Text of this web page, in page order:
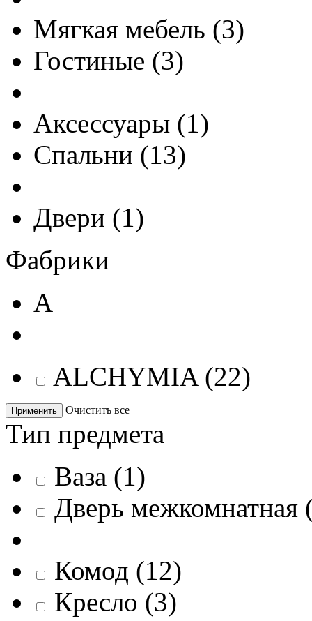
Мягкая мебель (3)
Гостиные (3)
Аксессуары (1)
Спальни (13)
Двери (1)
Фабрики
A
ALCHYMIA (22)
Применить Очистить все
Тип предмета
Ваза (1)
Дверь межкомнатная
Комод (12)
Кресло (3)